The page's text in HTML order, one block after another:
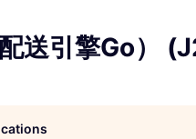
送引擎Go）